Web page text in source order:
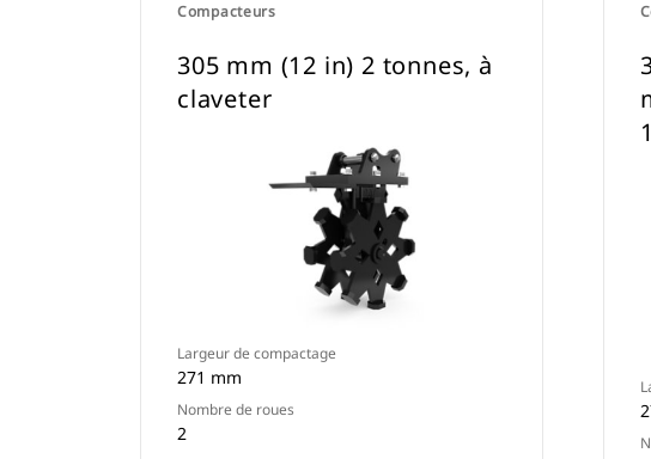
Compacteurs
305 mm (12 in) 2 tonnes, à
claveter
Largeur de compactage
271 mm
Nombre de roues
2